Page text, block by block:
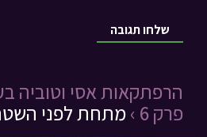
שלחו תגובה
הרפתקאות אסי וטוביה
פרק 6 ›
מתחת לפני